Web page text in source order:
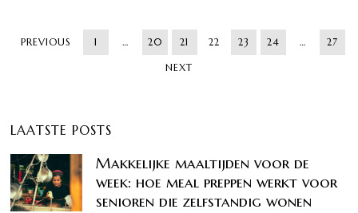
PREVIOUS 1 … 20 21 22 23 24 … 27
NEXT
LAATSTE POSTS
Makkelijke maaltijden voor de
week: hoe meal preppen werkt voor
senioren die zelfstandig wonen